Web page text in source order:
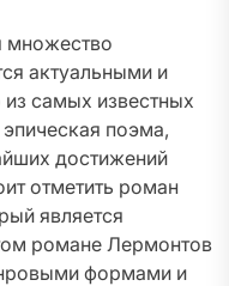
множество
актуальными и
самых известных
поэма,
достижений
отметить роман
является
романе Лермонтов
формами и